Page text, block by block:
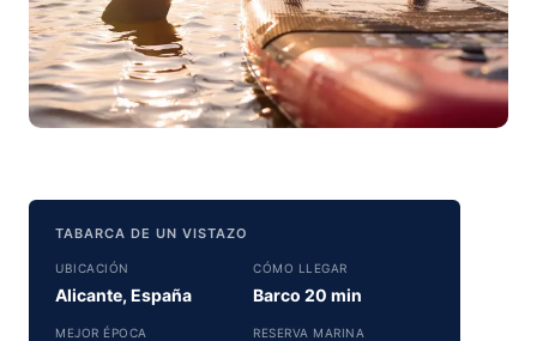
TABARCA DE UN VISTAZO
UBICACIÓN
Alicante, España
CÓMO LLEGAR
Barco 20 min
MEJOR ÉPOCA RESERVA MARINA